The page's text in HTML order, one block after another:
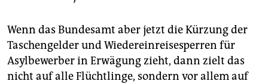
Wenn das Bundesamt aber jetzt die Kürzung der
Taschengelder und Wiedereinreisesperren für
Asylbewerber in Erwägung zieht, dann zielt das
nicht auf alle Flüchtlinge, sondern vor allem auf